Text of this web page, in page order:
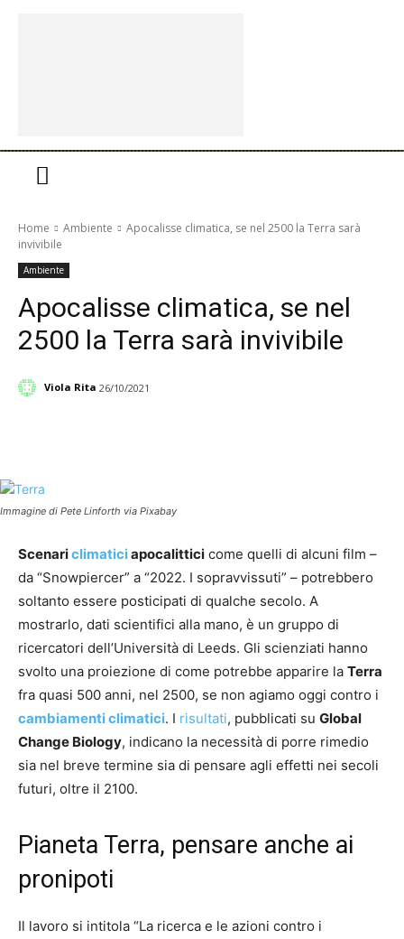
Home Ambiente
Apocalisse climatica, se nel 2500 la Terra sarà
invivibile
Ambiente
Apocalisse climatica, se nel
2500 la Terra sarà invivibile
Viola Rita 26/10/2021
Immagine di Pete Linforth via Pixabay
Scenariclimaticiapocalittici come quelli di alcuni film –
da “Snowpiercer” a “2022. I sopravvissuti” – potrebbero
soltanto essere posticipati di qualche secolo. A
mostrarlo, dati scientifici alla mano, è un gruppo di
ricercatori dell’Università di Leeds. Gli scienziati hanno
svolto una proiezione di come potrebbe apparire la Terra
fra quasi 500 anni, nel 2500, se non agiamo oggi contro i
cambiamenti climatici. I risultati, pubblicati su Global
Change Biology, indicano la necessità di porre rimedio
sia nel breve termine sia di pensare agli effetti nei secoli
futuri, oltre il 2100.
Pianeta Terra, pensare anche ai
pronipoti
Il lavoro si intitola “La ricerca e le azioni contro i